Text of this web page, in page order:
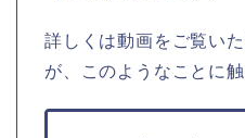
詳しくは動画をご覧い
が、このようなことに触